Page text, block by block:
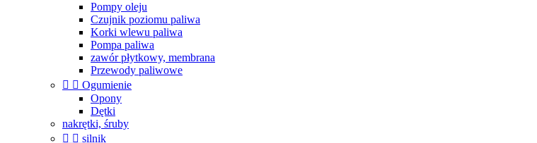
Pompy oleju
Czujnik poziomu paliwa
Korki wlewu paliwa
Pompa paliwa
zawór płytkowy, membrana
Przewody paliwowe
  Ogumienie
Opony
Dętki
nakrętki, śruby
  silnik